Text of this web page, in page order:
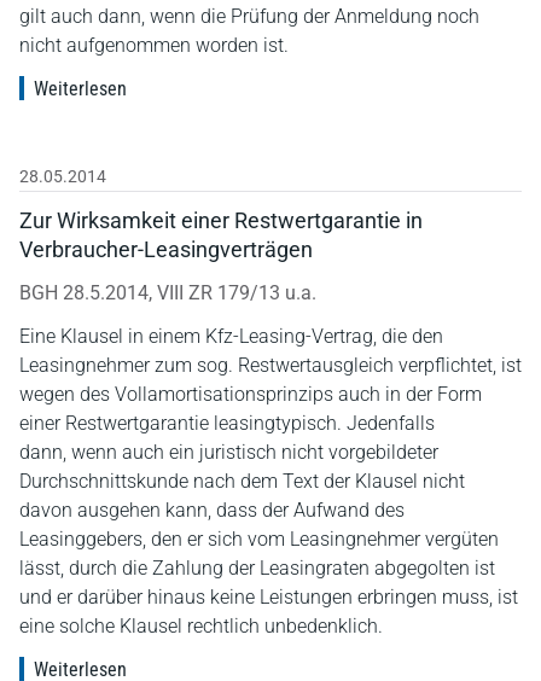
gilt auch dann, wenn die Prüfung der Anmeldung noch
nicht aufgenommen worden ist.
Weiterlesen
28.05.2014
Zur Wirksamkeit einer Restwertgarantie in
Verbraucher-Leasingverträgen
BGH 28.5.2014, VIII ZR 179/13 u.a.
Eine Klausel in einem Kfz-Leasing-Vertrag, die den
Leasingnehmer zum sog. Restwertausgleich verpflichtet, ist
wegen des Vollamortisationsprinzips auch in der Form
einer Restwertgarantie leasingtypisch. Jedenfalls
dann, wenn auch ein juristisch nicht vorgebildeter
Durchschnittskunde nach dem Text der Klausel nicht
davon ausgehen kann, dass der Aufwand des
Leasinggebers, den er sich vom Leasingnehmer vergüten
lässt, durch die Zahlung der Leasingraten abgegolten ist
und er darüber hinaus keine Leistungen erbringen muss, ist
eine solche Klausel rechtlich unbedenklich.
Weiterlesen